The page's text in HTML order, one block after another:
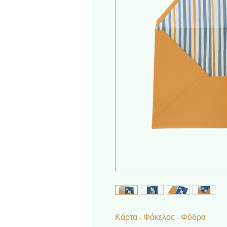
Κάρτα - Φάκελος - Φόδρα